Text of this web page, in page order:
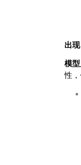
出现
模
性